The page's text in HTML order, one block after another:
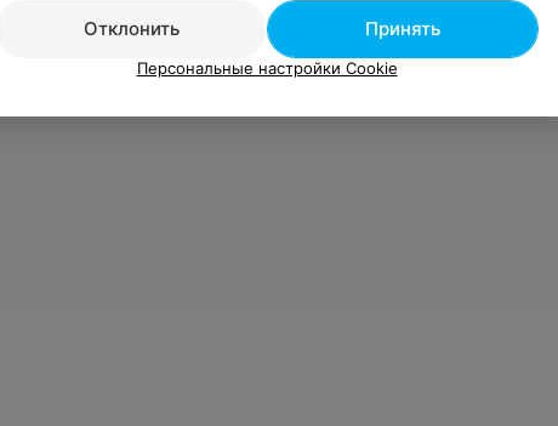
Отклонить
Принять
Персональные настройки Cookie